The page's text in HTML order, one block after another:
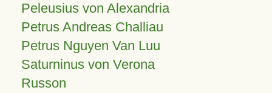
Peleusius von Alexandria
Petrus Andreas Challiau
Petrus Nguyen Van Luu
Saturninus von Verona
Russon